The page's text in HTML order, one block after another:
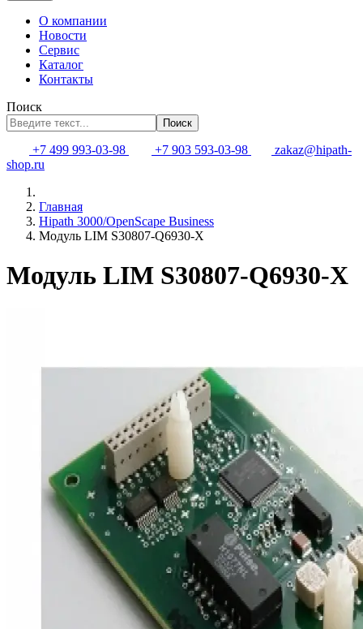
О компании
Новости
Сервис
Каталог
Контакты
Поиск
Поиск
+7 499 993-03-98 +7 903 593-03-98
zakaz@hipath-
shop.ru
Главная
Hipath 3000/OpenScape Business
Модуль LIM S30807-Q6930-X
Модуль LIM S30807-Q6930-X